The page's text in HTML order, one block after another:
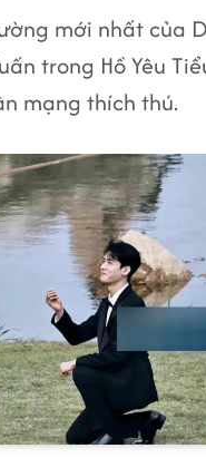
mới nhất của
trong Hồ Yêu
mạng thích thú.